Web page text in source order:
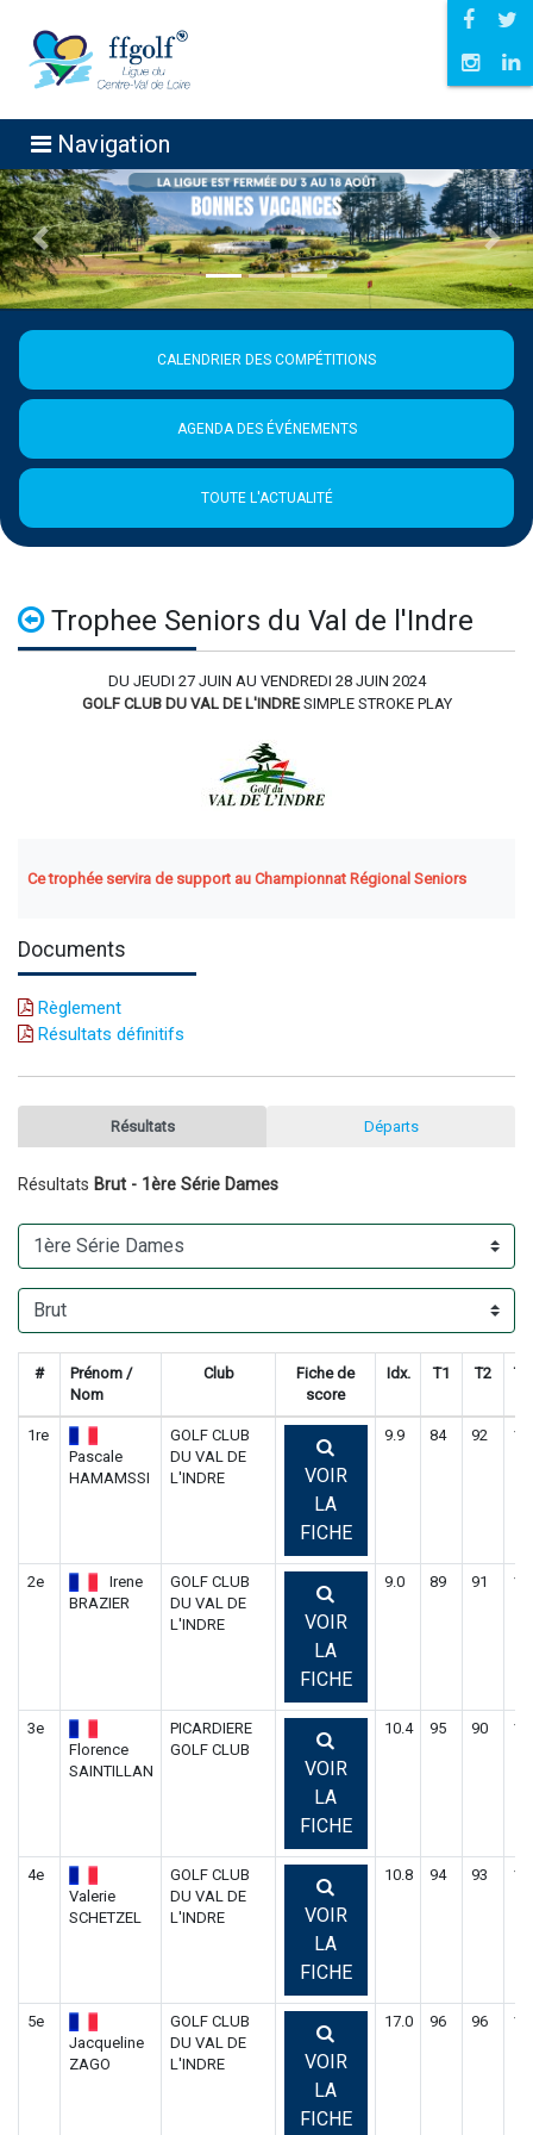
Navigation
Précédent
CALENDRIER DES COMPÉTITIONS
AGENDA DES ÉVÉNEMENTS
TOUTE L'ACTUALITÉ
Trophee Seniors du Val de l'Indre
DU JEUDI 27 JUIN AU VENDREDI 28 JUIN 2024
GOLF CLUB DU VAL DE L'INDRE SIMPLE STROKE PLAY
Ce trophée servira de support au Championnat Régional Seniors
Documents
Règlement
Résultats définitifs
Résultats Départs
Résultats Brut - 1ère Série Dames
#
Prénom /
Nom
Club
Fiche de
score
Idx. T1 T2
1re
Pascale
HAMAMSSI
GOLF CLUB
DU VAL DE
L'INDRE
VOIR
LA
FICHE
9.9 84 92
2e
Irene
BRAZIER
GOLF CLUB
DU VAL DE
L'INDRE
VOIR
LA
FICHE
9.0 89 91
3e
Florence
SAINTILLAN
PICARDIERE
GOLF CLUB
VOIR
LA
FICHE
10.4 95 90
4e
Valerie
SCHETZEL
GOLF CLUB
DU VAL DE
L'INDRE
VOIR
LA
FICHE
10.8 94 93
5e
Jacqueline
ZAGO
GOLF CLUB
DU VAL DE
L'INDRE
VOIR
LA
FICHE
17.0 96 96